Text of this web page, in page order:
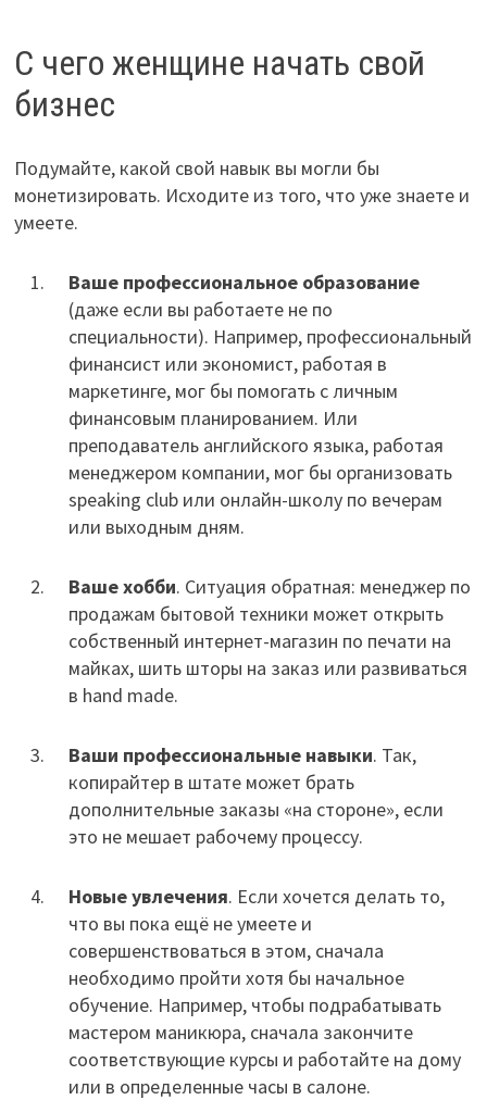
С чего женщине начать свой
бизнес
Подумайте, какой свой навык вы могли бы
монетизировать. Исходите из того, что уже знаете и
умеете.
Ваше профессиональное образование
(даже если вы работаете не по
специальности). Например, профессиональный
финансист или экономист, работая в
маркетинге, мог бы помогать с личным
финансовым планированием. Или
преподаватель английского языка, работая
менеджером компании, мог бы организовать
speaking club или онлайн-школу по вечерам
или выходным дням.
Ваше хобби. Ситуация обратная: менеджер по
продажам бытовой техники может открыть
собственный интернет-магазин по печати на
майках, шить шторы на заказ или развиваться
в hand made.
Ваши профессиональные навыки. Так,
копирайтер в штате может брать
дополнительные заказы «на стороне», если
это не мешает рабочему процессу.
Новые увлечения. Если хочется делать то,
что вы пока ещё не умеете и
совершенствоваться в этом, сначала
необходимо пройти хотя бы начальное
обучение. Например, чтобы подрабатывать
мастером маникюра, сначала закончите
соответствующие курсы и работайте на дому
или в определенные часы в салоне.